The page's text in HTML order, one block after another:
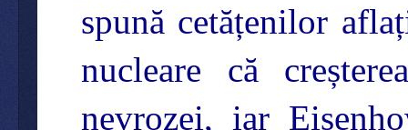
spună cetățenilor
nucleare că
nevrozei, iar